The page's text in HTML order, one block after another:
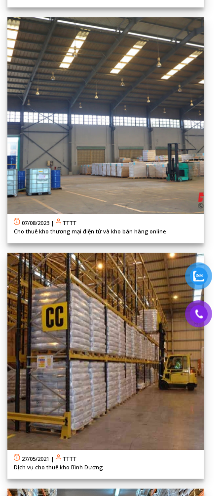
07/08/2023 |
TTTT
Cho thuê kho thương mại điện tử và kho bán hàng online
27/05/2021 |
TTTT
Dịch vụ cho thuê kho Bình Dương